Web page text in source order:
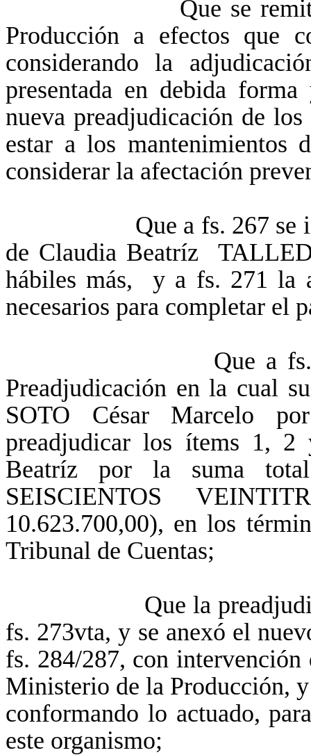
Que se remitió el
Producción a efectos que
considerando la
presentada en debida
nueva preadjudicación de
estar a los mantenimientos
considerar la afectación
Que a fs. 267 se
de Claudia Beatríz
hábiles más, y a fs. 271 la
necesarios para completar el
Que a fs. 272
Preadjudicación en la cual
SOTO César Marcelo
preadjudicar los ítems 1,
Beatríz por la suma
SEISCIENTOS
10.623.700,00), en los
Tribunal de Cuentas;
Que la
fs. 273vta, y se anexó el
fs. 284/287, con intervención
Ministerio de la Producción,
conformando lo actuado,
este organismo;